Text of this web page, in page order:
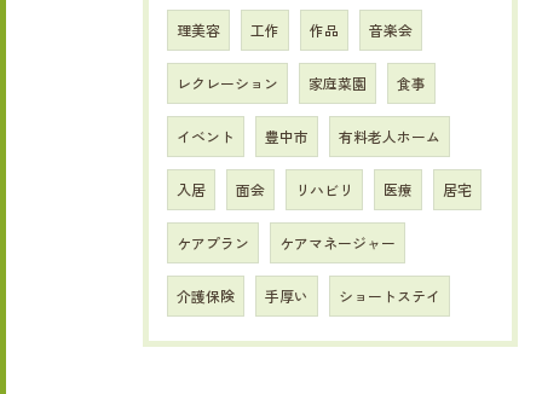
理美容 工作 作品 音楽会
レクレーション 家庭菜園 食事
イベント 豊中市 有料老人ホーム
入居 面会 リハビリ 医療 居宅
ケアプラン ケアマネージャー
介護保険 手厚い ショートステイ